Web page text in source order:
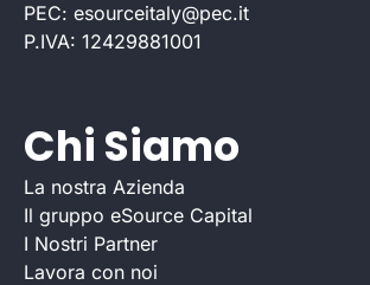
PEC: esourceitaly@pec.it
P.IVA: 12429881001
Chi Siamo
La nostra Azienda
Il gruppo eSource Capital
I Nostri Partner
Lavora con noi